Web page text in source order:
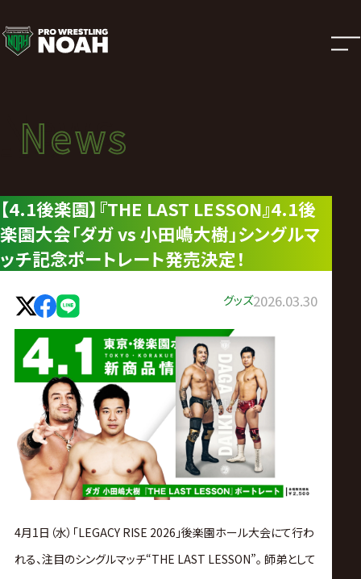
ニ
ュ
ー
ス
|
プ
ロ
レ
ス
リ
ン
グ・
ノ
News
ニュース
News
【4.1後楽園】『THE LAST LESSON』4.1後
楽園大会「ダガ vs 小田嶋大樹」シングルマ
ッチ記念ポートレート発売決定！
グッズ2026.03.30
4月1日（水）「LEGACY RISE 2026」後楽園ホール大会にて行わ
れる、注目のシングルマッチ“THE LAST LESSON”。 師弟として